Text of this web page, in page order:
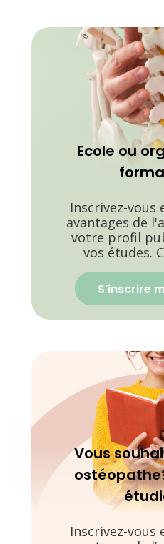
Ecole ou
Inscrivez-
avantages de
votre profil
vos études.
S'inscrire
Vous
Inscrivez-